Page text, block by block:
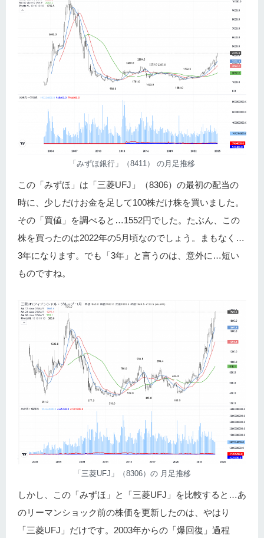
「みずほ銀行」（8411） の月足推移
この「みずほ」は「三菱UFJ」（8306）の最初の配当の
時に、少しだけお金を足して100株だけ株を買いました。
その「買値」を調べると…1552円でした。たぶん、この
株を買ったのは2022年の5月頃なのでしょう。まもなく…
3年になります。でも「3年」と言うのは、意外に…短い
ものですね。
「三菱UFJ」（8306）の 月足推移
しかし、この「みずほ」と「三菱UFJ」を比較すると…あ
のリーマンショック前の株価を更新したのは、やはり
「三菱UFJ」だけです。2003年からの「爆回復」過程